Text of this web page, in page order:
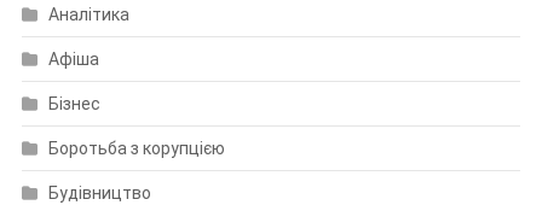
Аналітика
Афіша
Бізнес
Боротьба з корупцією
Будівництво